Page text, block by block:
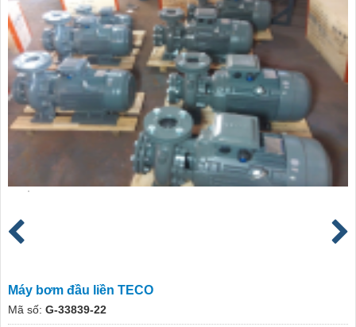
Máy bơm đầu liền TECO
Mã số: G-33839-22